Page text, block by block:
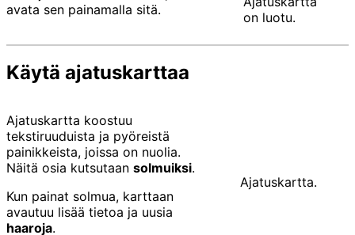
avata sen painamalla sitä.
on luotu.
Käytä ajatuskarttaa
Ajatuskartta koostuu
tekstiruuduista ja pyöreistä
painikkeista, joissa on nuolia.
Näitä osia kutsutaan solmuiksi.
Kun painat solmua, karttaan
avautuu lisää tietoa ja uusia
haaroja.
Ajatuskartta.